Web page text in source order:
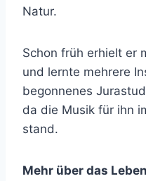
Natur.
Schon früh erhielt er
und lernte mehrere
begonnenes
da die Musik für ihn
stand.
Mehr über das